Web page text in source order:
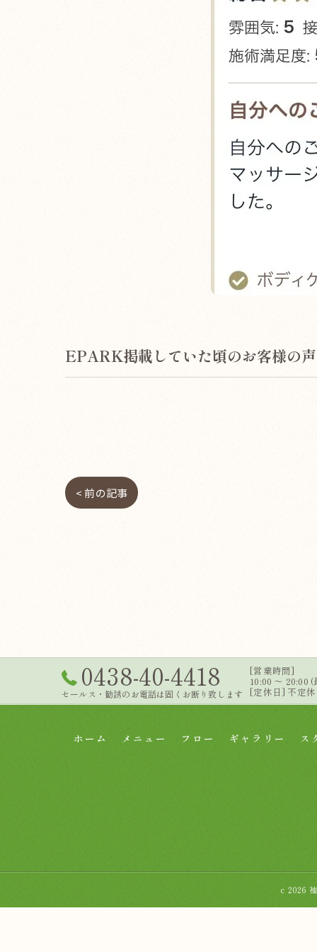
EPARK掲載していた頃のお客様の声
< 前の記事
0438-40-4418
セールス・勧誘のお電話は固くお断り致します
[営業時間]
10:00 ～ 20:00
[定休日] 不定
ホーム メニュー フロー ギャラリー ス
c 2026